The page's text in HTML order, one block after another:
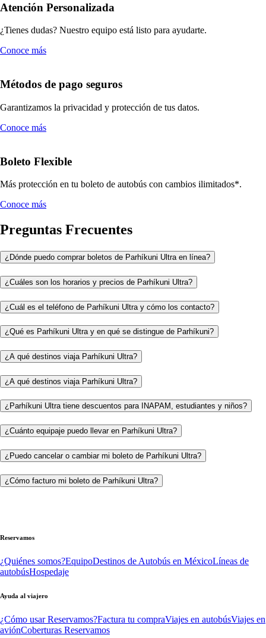
Atención Personalizada
¿Tienes dudas? Nuestro equipo está listo para ayudarte.
Conoce más
Métodos de pago seguros
Garantizamos la privacidad y protección de tus datos.
Conoce más
Boleto Flexible
Más protección en tu boleto de autobús con cambios ilimitados*.
Conoce más
Preguntas Frecuentes
¿Dónde puedo comprar boletos de Parhíkuni Ultra en línea?
¿Cuáles son los horarios y precios de Parhíkuni Ultra?
¿Cuál es el teléfono de Parhíkuni Ultra y cómo los contacto?
¿Qué es Parhíkuni Ultra y en qué se distingue de Parhíkuni?
¿A qué destinos viaja Parhíkuni Ultra?
¿A qué destinos viaja Parhíkuni Ultra?
¿Parhíkuni Ultra tiene descuentos para INAPAM, estudiantes y niños?
¿Cuánto equipaje puedo llevar en Parhíkuni Ultra?
¿Puedo cancelar o cambiar mi boleto de Parhíkuni Ultra?
¿Cómo facturo mi boleto de Parhíkuni Ultra?
Reservamos
¿Quiénes somos?EquipoDestinos de Autobús en MéxicoLíneas de
autobúsHospedaje
Ayuda al viajero
¿Cómo usar Reservamos?Factura tu compraViajes en autobúsViajes en
aviónCoberturas Reservamos